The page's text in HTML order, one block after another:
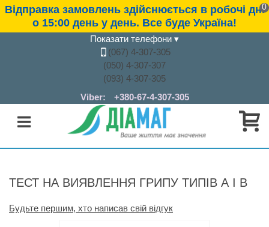
Відправка замовлень здійснюється в робочі дні
о 15:00 день у день. Все буде Україна!
Показати телефони ▾
(067) 4-307-305
(050) 4-307-307
(093) 4-307-305
Viber:
+380-67-4-307-305
0
ТЕСТ НА ВИЯВЛЕННЯ ГРИПУ ТИПІВ А І В
Будьте першим, хто написав свій відгук